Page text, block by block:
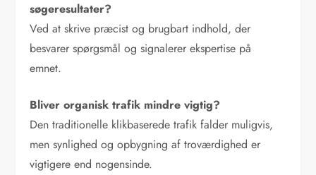
søgeresultater?
Ved at skrive præcist og brugbart indhold, der
besvarer spørgsmål og signalerer ekspertise på
emnet.
Bliver organisk trafik mindre vigtig?
Den traditionelle klikbaserede trafik falder muligvis,
men synlighed og opbygning af troværdighed er
vigtigere end nogensinde.